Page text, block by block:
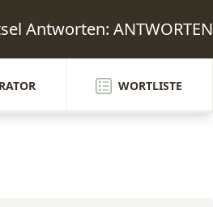
Antworten: ANTWORTEN
WORTLISTE